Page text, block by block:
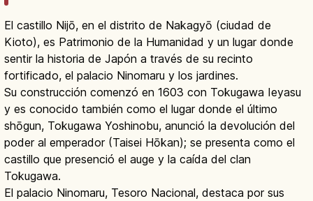
El castillo Nijō, en el distrito de Nakagyō (ciudad de
Kioto), es Patrimonio de la Humanidad y un lugar donde
sentir la historia de Japón a través de su recinto
fortificado, el palacio Ninomaru y los jardines.
Su construcción comenzó en 1603 con Tokugawa Ieyasu
y es conocido también como el lugar donde el último
shōgun, Tokugawa Yoshinobu, anunció la devolución del
poder al emperador (Taisei Hōkan); se presenta como el
castillo que presenció el auge y la caída del clan
Tokugawa.
El palacio Ninomaru, Tesoro Nacional, destaca por sus